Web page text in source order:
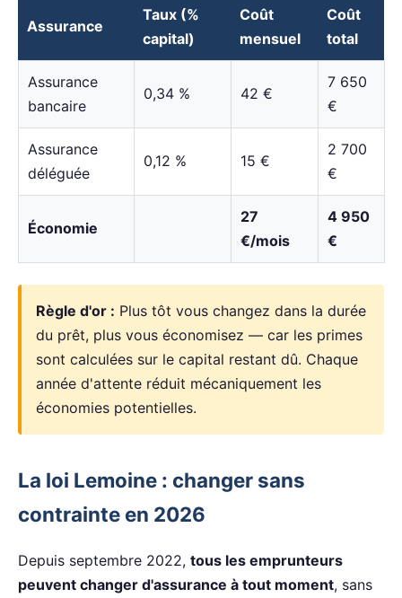
Assurance
Taux (%
capital)
Coût
mensuel
Coût
total
Assurance
bancaire
0,34 % 42 €
7 650
€
Assurance
déléguée
0,12 % 15 €
2 700
€
Économie
27
€/mois
4 950
€
Règle d'or : Plus tôt vous changez dans la durée
du prêt, plus vous économisez — car les primes
sont calculées sur le capital restant dû. Chaque
année d'attente réduit mécaniquement les
économies potentielles.
La loi Lemoine : changer sans
contrainte en 2026
Depuis septembre 2022, tous les emprunteurs
peuvent changer d'assurance à tout moment, sans